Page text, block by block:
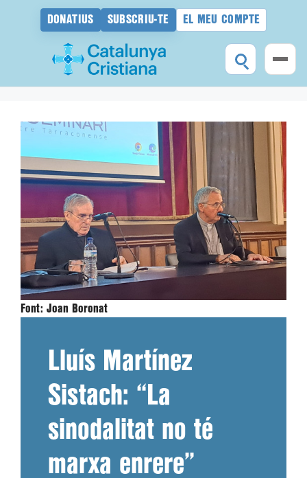
DONATIUS SUBSCRIU-TE EL MEU COMPTE
contingut
Font: Joan Boronat
Lluís Martínez
Sistach: “La
sinodalitat no té
marxa enrere”